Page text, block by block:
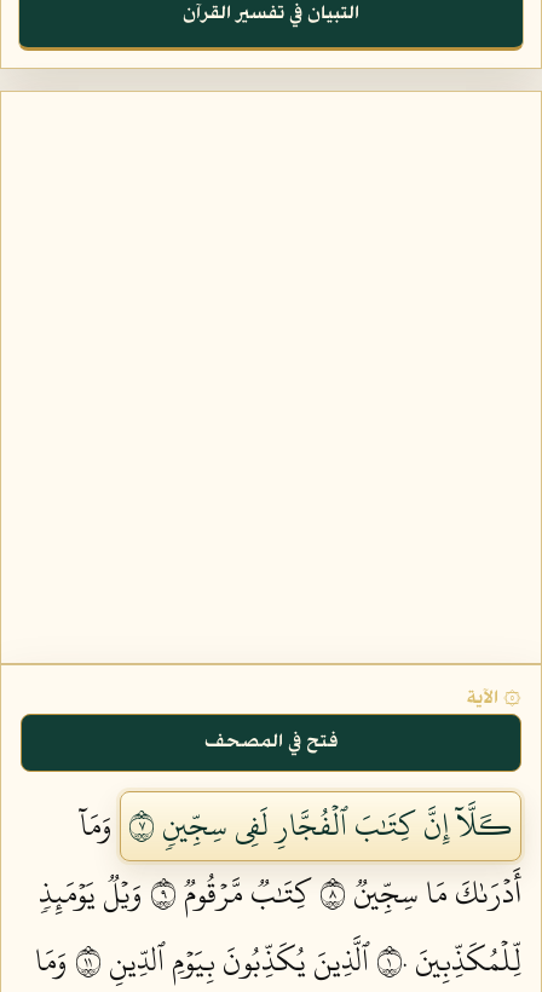
التبيان في تفسير القرآن
۞ الآية
فتح في المصحف
كـَلَّآ إِنَّ كِتَٰبَ ٱلۡفُجَّارِ لَفِي سِجِّينٖ ٧
وَمَآ
أَدۡرَىٰكَ مَا سِجِّينٞ ٨
كِتَٰبٞ مَّرۡقُومٞ ٩
وَيۡلٞ يَوۡمَئِذٖ
لِّلۡمُكَذِّبِينَ ١٠
ٱلَّذِينَ يُكَذِّبُونَ بِيَوۡمِ ٱلدِّينِ ١١
وَمَا